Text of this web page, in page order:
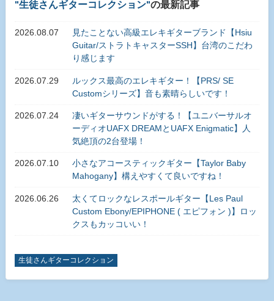
生徒さんギターコレクション の最新記事
2026.08.07
見たことない高級エレキギターブランド【Hsiu
Guitar/ストラトキャスターSSH】台湾のこだわ
り感じます
2026.07.29
ルックス最高のエレキギター！【PRS/ SE
Customシリーズ】音も素晴らしいです！
2026.07.24
凄いギターサウンドがする！【ユニバーサルオ
ーディオUAFX DREAMとUAFX Enigmatic】人
気絶頂の2台登場！
2026.07.10
小さなアコースティックギター【Taylor Baby
Mahogany】構えやすくて良いですね！
2026.06.26
太くてロックなレスポールギター【Les Paul
Custom Ebony/EPIPHONE ( エピフォン )】ロッ
クスもカッコいい！
生徒さんギターコレクション